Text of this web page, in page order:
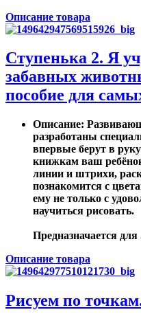
Описание товара
Ступенька 2. Я
забавных
пособие для
Описание:
разработаны
впервые берут в
книжкам ваш
линии и штрихи,
познакомится с
ему не только с
научиться рисовать.
Предназначается для
Описание товара
Рисуем по